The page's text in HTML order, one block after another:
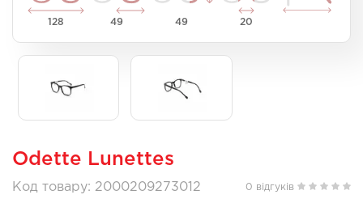
128 49 49 20
Odette Lunettes
Код товару: 2000209273012
0 відгуків